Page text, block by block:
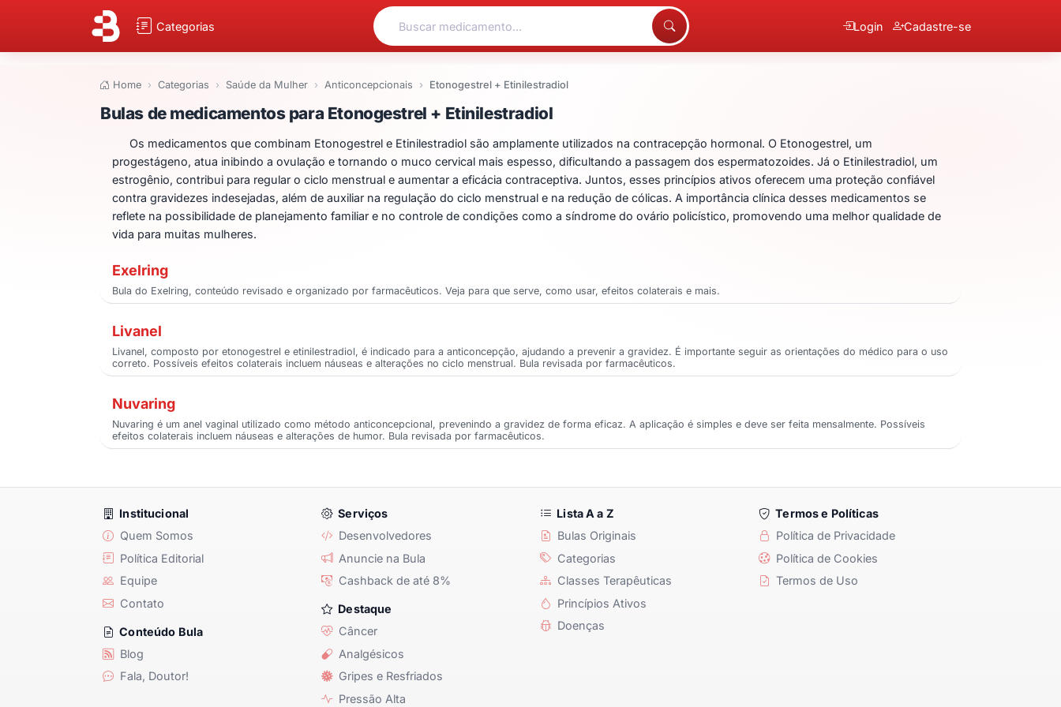
Categorias Login Cadastre-se
Home Categorias Saúde da Mulher Anticoncepcionais Etonogestrel + Etinilestradiol
Bulas de medicamentos para Etonogestrel + Etinilestradiol
Bulas de medicamentos para Etonogestrel + Etinilestradiol
Os medicamentos que combinam Etonogestrel e Etinilestradiol são amplamente utilizados na contracepção hormonal. O Etonogestrel, um
progestágeno, atua inibindo a ovulação e tornando o muco cervical mais espesso, dificultando a passagem dos espermatozoides. Já o Etinilestradiol, um
estrogênio, contribui para regular o ciclo menstrual e aumentar a eficácia contraceptiva. Juntos, esses princípios ativos oferecem uma proteção confiável
contra gravidezes indesejadas, além de auxiliar na regulação do ciclo menstrual e na redução de cólicas. A importância clínica desses medicamentos se
reflete na possibilidade de planejamento familiar e no controle de condições como a síndrome do ovário policístico, promovendo uma melhor qualidade de
vida para muitas mulheres.
Exelring
Bula do Exelring, conteúdo revisado e organizado por farmacêuticos. Veja para que serve, como usar, efeitos colaterais e mais.
Livanel
Livanel, composto por etonogestrel e etinilestradiol, é indicado para a anticoncepção, ajudando a prevenir a gravidez. É importante seguir as orientações do médico para o uso
correto. Possíveis efeitos colaterais incluem náuseas e alterações no ciclo menstrual. Bula revisada por farmacêuticos.
Nuvaring
Nuvaring é um anel vaginal utilizado como método anticoncepcional, prevenindo a gravidez de forma eficaz. A aplicação é simples e deve ser feita mensalmente. Possíveis
efeitos colaterais incluem náuseas e alterações de humor. Bula revisada por farmacêuticos.
Institucional
Quem Somos
Política Editorial
Equipe
Contato
Conteúdo Bula
Blog
Fala, Doutor!
Serviços
Desenvolvedores
Anuncie na Bula
Cashback de até 8%
Destaque
Câncer
Analgésicos
Gripes e Resfriados
Pressão Alta
Lista A a Z
Bulas Originais
Categorias
Classes Terapêuticas
Princípios Ativos
Doenças
Termos e Políticas
Política de Privacidade
Política de Cookies
Termos de Uso